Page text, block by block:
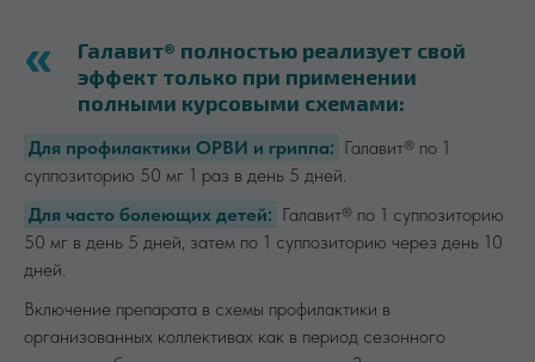
Галавит® полностью реализует свой
эффект только при применении
полными курсовыми схемами:
Для профилактики ОРВИ и гриппа: Галавит® по 1
суппозиторию 50 мг 1 раз в день 5 дней.
Для часто болеющих детей: Галавит® по 1 суппозиторию
50 мг в день 5 дней, затем по 1 суппозиторию через день 10
дней.
Включение препарата в схемы профилактики в
организованных коллективах как в период сезонного